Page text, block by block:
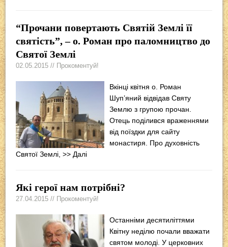
“Прочани повертають Святій Землі її
святість”, – о. Роман про паломництво до
Святої Землі
02.05.2015 // Прокоментуй!
Вкінці квітня о. Роман
Шуп’яний відвідав Святу
Землю з групою прочан.
Отець поділився враженнями
від поїздки для сайту
монастиря. Про духовність
Святої Землі,>> Далі
Які герої нам потрібні?
27.04.2015 // Прокоментуй!
Останніми десятиліттями
Квітну неділю почали вважати
святом молоді. У церковних